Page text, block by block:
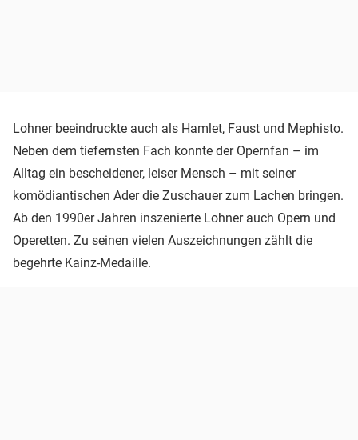
Lohner beeindruckte auch als Hamlet, Faust und Mephisto.
Neben dem tiefernsten Fach konnte der Opernfan – im
Alltag ein bescheidener, leiser Mensch – mit seiner
komödiantischen Ader die Zuschauer zum Lachen bringen.
Ab den 1990er Jahren inszenierte Lohner auch Opern und
Operetten. Zu seinen vielen Auszeichnungen zählt die
begehrte Kainz-Medaille.